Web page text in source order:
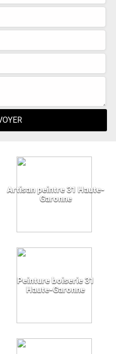
Artisan peintre 31 Haute-
Garonne
Peinture boiserie 31
Haute-Garonne